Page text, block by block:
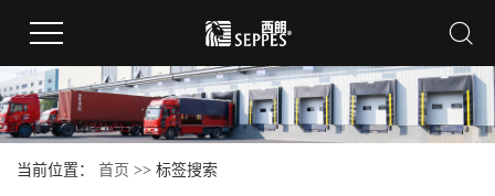
当前位置： 首页 >> 标签搜索